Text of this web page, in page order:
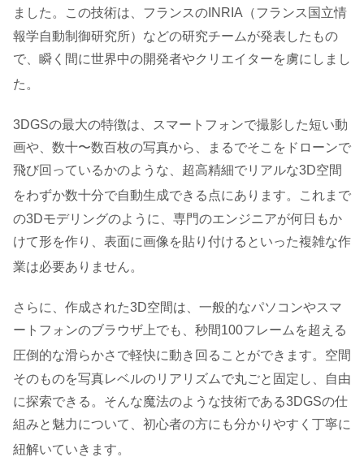
ました。この技術は、フランスのINRIA（フランス国立情
報学自動制御研究所）などの研究チームが発表したもの
で、瞬く間に世界中の開発者やクリエイターを虜にしまし
た 。
3DGSの最大の特徴は、スマートフォンで撮影した短い動
画や、数十〜数百枚の写真から、まるでそこをドローンで
飛び回っているかのような、超高精細でリアルな3D空間
をわずか数十分で自動生成できる点にあります。これまで
の3Dモデリングのように、専門のエンジニアが何日もか
けて形を作り、表面に画像を貼り付けるといった複雑な作
業は必要ありません。
さらに、作成された3D空間は、一般的なパソコンやスマ
ートフォンのブラウザ上でも、秒間100フレームを超える
圧倒的な滑らかさで軽快に動き回ることができます。空間
そのものを写真レベルのリアリズムで丸ごと固定し、自由
に探索できる。そんな魔法のような技術である3DGSの仕
組みと魅力について、初心者の方にも分かりやすく丁寧に
紐解いていきます。